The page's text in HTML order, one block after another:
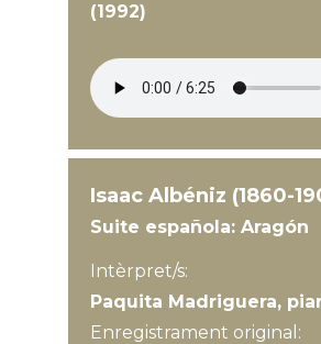
(1992)
Isaac Albéniz (1860-
Suite española: Aragón
Intèrpret/s:
Paquita Madriguera,
Enregistrament original: